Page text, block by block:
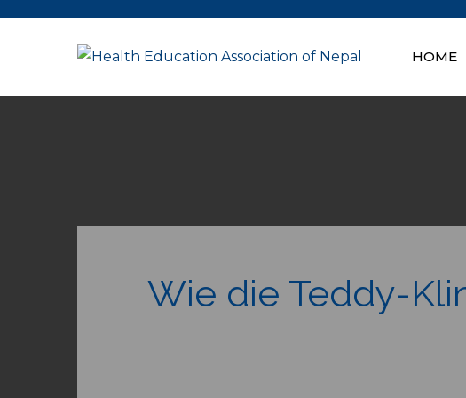
HOME
Wie die Teddy-